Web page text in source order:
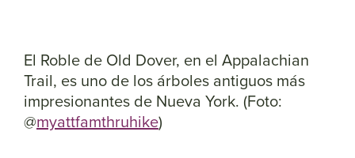
El Roble de Old Dover, en el Appalachian
Trail, es uno de los árboles antiguos más
impresionantes de Nueva York. (Foto:
@myattfamthruhike)